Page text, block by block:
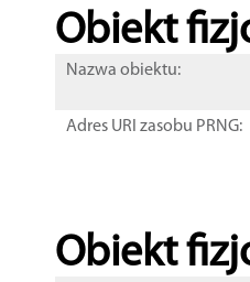
Obiekt
Nazwa obiektu:
Adres URI zasobu PRNG:
Obiekt